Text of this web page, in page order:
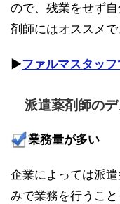
ので、残業をせず
剤師にはオススメで
▶︎ファルマスタッ
派遣薬剤師の
業務量が多い
企業によっては派
みで業務を行うこ